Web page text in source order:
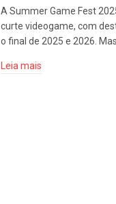
A Summer Game Fest
curte videogame, com
o final de 2025 e 2026.
Leia mais